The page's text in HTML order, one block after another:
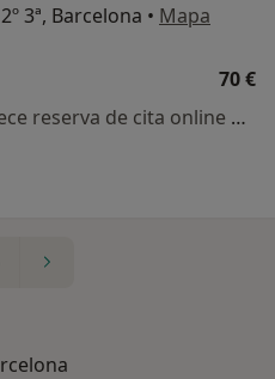
3ª, Barcelona • Mapa
70 €
Este especialista no ofrece reserva de cita online en esta dirección.